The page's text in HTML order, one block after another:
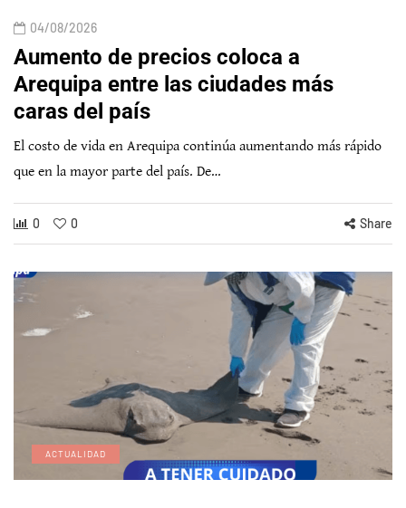
04/08/2026
Aumento de precios coloca a
Arequipa entre las ciudades más
caras del país
El costo de vida en Arequipa continúa aumentando más rápido
que en la mayor parte del país. De…
0 0 Share
ACTUALIDAD